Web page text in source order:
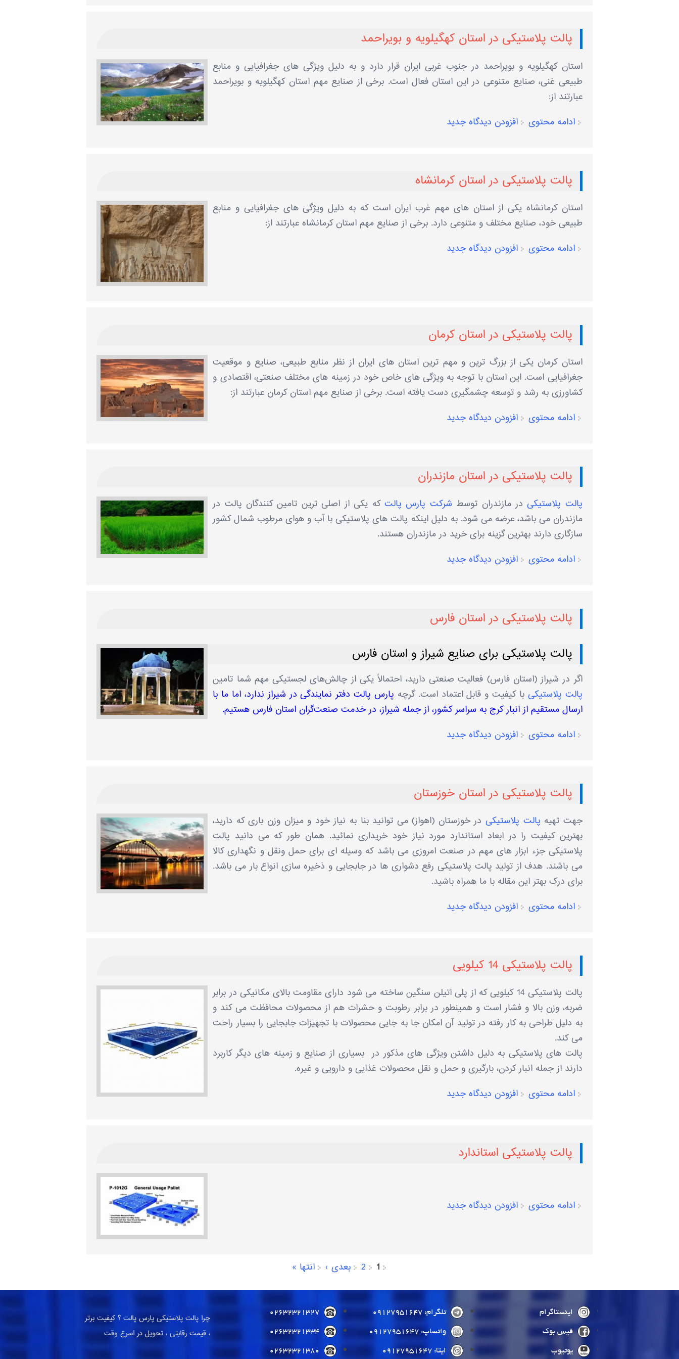
پالت پلاستیکی در استان کهگیلویه و بویراحمد
استان کهگیلویه و بویراحمد در جنوب غربی ایران قرار دارد و به دلیل ویژگی ‌های جغرافیایی و منابع
طبیعی غنی، صنایع متنوعی در این استان فعال است. برخی از صنایع مهم استان کهگیلویه و بویراحمد
عبارتند از:
ادامه محتوی
افزودن دیدگاه جدید
پالت پلاستیکی در استان کرمانشاه
استان کرمانشاه یکی از استان‌ های مهم غرب ایران است که به دلیل ویژگی ‌های جغرافیایی و منابع
طبیعی خود، صنایع مختلف و متنوعی دارد. برخی از صنایع مهم استان کرمانشاه عبارتند از:
ادامه محتوی
افزودن دیدگاه جدید
پالت پلاستیکی در استان کرمان
استان کرمان یکی از بزرگ ‌ترین و مهم‌ ترین استان‌ های ایران از نظر منابع طبیعی، صنایع و موقعیت
جغرافیایی است. این استان با توجه به ویژگی‌ های خاص خود در زمینه ‌های مختلف صنعتی، اقتصادی و
کشاورزی به رشد و توسعه چشمگیری دست یافته است. برخی از صنایع مهم استان کرمان عبارتند از:
ادامه محتوی
افزودن دیدگاه جدید
پالت پلاستیکی در استان مازندران
پالت پلاستیکیدر مازندران توسط شرکت پارس پالت که یکی از اصلی ترین تامین کنندگان پالت در
مازندران می باشد، عرضه می شود. به دلیل اینکه پالت های پلاستیکی با آب و هوای مرطوب شمال کشور
سازگاری دارند بهترین گزینه برای خرید در مازندران هستند.
ادامه محتوی
افزودن دیدگاه جدید
پالت پلاستیکی در استان فارس
پالت پلاستیکی برای صنایع شیراز و استان فارس
اگر در شیراز (استان فارس) فعالیت صنعتی دارید، احتمالاً یکی از چالش‌های لجستیکی مهم شما تامین
پالت پلاستیکی با کیفیت و قابل اعتماد است. گرچه پارس پالت دفتر نمایندگی در شیراز ندارد، اما ما با
ارسال مستقیم از انبار کرج به سراسر کشور، از جمله شیراز، در خدمت صنعت‌گران استان فارس هستیم.
ادامه محتوی
افزودن دیدگاه جدید
پالت پلاستیکی در استان خوزستان
جهت تهیه پالت پلاستیکیدر خوزستان (اهواز) می توانید بنا به نیاز خود و میزان وزن باری که دارید،
بهترین کیفیت را در ابعاد استاندارد مورد نیاز خود خریداری نمائید. همان طور که می دانید پالت
پلاستیکی جزء ابزار های مهم در صنعت امروزی می باشد که وسیله ای برای حمل ونقل و نگهداری کالا
می باشند. هدف از تولید پالت پلاستیکی رفع دشواری ها در جابجایی و ذخیره سازی انواع بار می باشد.
برای درک بهتر این مقاله با ما همراه باشید.
ادامه محتوی
افزودن دیدگاه جدید
پالت پلاستیکی 14 کیلویی
پالت پلاستیکی 14 کیلویی که از پلی اتیلن سنگین ساخته می شود دارای مقاومت بالای مکانیکی در برابر
ضربه، وزن بالا و فشار است و همینطور در برابر رطوبت و حشرات هم از محصولات محافظت می کند و
به دلیل طراحی به کار رفته در تولید آن امکان جا به جایی محصولات با تجهیزات جابجایی را بسیار راحت
می کند.
پالت های پلاستیکی به دلیل داشتن ویژگی های مذکور در بسیاری از صنایع و زمینه های دیگر کاربرد
دارند از جمله انبار کردن، بارگیری و حمل و نقل محصولات غذایی و دارویی و غیره.
ادامه محتوی
افزودن دیدگاه جدید
پالت پلاستیکی استاندارد
ادامه محتوی افزودن دیدگاه جدید
صفحه‌ها
1
2 بعدی › انتها »
اینستاگرام
فیس بوک
یوتیوب
تلگرام: 09127951647
واتساپ: 09127951647
ایتا: 09127951647
02632321327
02632321334
02632321380
چرا پالت پلاستیکی پارس پالت ؟ کیفیت برتر
، قیمت رقابتی ، تحویل در اسرع وقت